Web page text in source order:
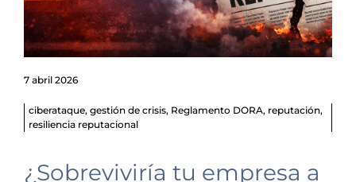
7 abril 2026
ciberataque, gestión de crisis, Reglamento DORA, reputación,
resiliencia reputacional
¿Sobreviviría tu empresa a